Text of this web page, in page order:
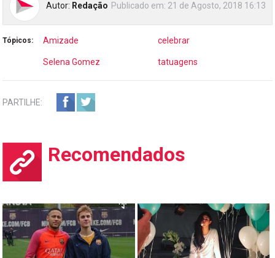
Autor: Redação Publicado em: 21 de Agosto, 2018 16:13
Tópicos: Amizade celebrar
Selena Gomez tatuagens
PARTILHE:
Recomendados